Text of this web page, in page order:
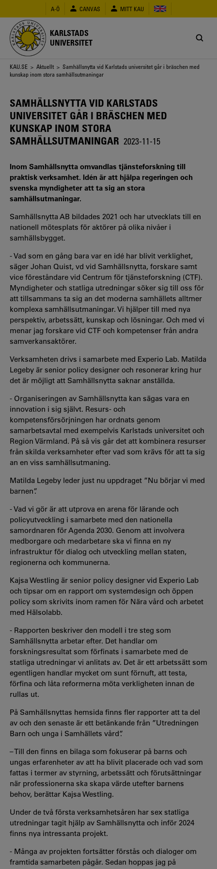
huvudinnehåll
A-Ö CANVAS MITT KAU
KARLSTADS
UNIVERSITET
Länkstig
KAU.SE > Aktuellt > Samhällsnytta vid Karlstads universitet går i bräschen med
kunskap inom stora samhällsutmaningar
SAMHÄLLSNYTTA VID KARLSTADS
UNIVERSITET GÅR I BRÄSCHEN MED
KUNSKAP INOM STORA
SAMHÄLLSUTMANINGAR 2023-11-15
Inom Samhällsnytta omvandlas tjänsteforskning till
praktisk verksamhet. Idén är att hjälpa regeringen och
svenska myndigheter att ta sig an stora
samhällsutmaningar.
Samhällsnytta AB bildades 2021 och har utvecklats till en
nationell mötesplats för aktörer på olika nivåer i
samhällsbygget.
- Vad som en gång bara var en idé har blivit verklighet,
säger Johan Quist, vd vid Samhällsnytta, forskare samt
vice föreståndare vid Centrum för tjänsteforskning (CTF).
Myndigheter och statliga utredningar söker sig till oss för
att tillsammans ta sig an det moderna samhällets alltmer
komplexa samhällsutmaningar. Vi hjälper till med nya
perspektiv, arbetssätt, kunskap och lösningar. Och med vi
menar jag forskare vid CTF och kompetenser från andra
samverkansaktörer.
Verksamheten drivs i samarbete med Experio Lab. Matilda
Legeby är senior policy designer och resonerar kring hur
det är möjligt att Samhällsnytta saknar anställda.
- Organiseringen av Samhällsnytta kan sägas vara en
innovation i sig självt. Resurs- och
kompetensförsörjningen har ordnats genom
samarbetsavtal med exempelvis Karlstads universitet och
Region Värmland. På så vis går det att kombinera resurser
från skilda verksamheter efter vad som krävs för att ta sig
an en viss samhällsutmaning.
Matilda Legeby leder just nu uppdraget ”Nu börjar vi med
barnen”.
- Vad vi gör är att utprova en arena för lärande och
policyutveckling i samarbete med den nationella
samordnaren för Agenda 2030. Genom att involvera
medborgare och medarbetare ska vi finna en ny
infrastruktur för dialog och utveckling mellan staten,
regionerna och kommunerna.
Kajsa Westling är senior policy designer vid Experio Lab
och tipsar om en rapport om systemdesign och öppen
policy som skrivits inom ramen för Nära vård och arbetet
med Hälsolabb.
- Rapporten beskriver den modell i tre steg som
Samhällsnytta arbetar efter. Det handlar om
forskningsresultat som förfinats i samarbete med de
statliga utredningar vi anlitats av. Det är ett arbetssätt som
egentligen handlar mycket om sunt förnuft, att testa,
förfina och låta reformerna möta verkligheten innan de
rullas ut.
På Samhällsnyttas hemsida finns fler rapporter att ta del
av och den senaste är ett betänkande från ”Utredningen
Barn och unga i Samhällets vård”.
– Till den finns en bilaga som fokuserar på barns och
ungas erfarenheter av att ha blivit placerade och vad som
fattas i termer av styrning, arbetssätt och förutsättningar
när professionerna ska skapa värde utefter barnens
behov, berättar Kajsa Westling.
Under de två första verksamhetsåren har sex statliga
utredningar tagit hjälp av Samhällsnytta och inför 2024
finns nya intressanta projekt.
- Många av projekten fortsätter förstås och dialoger om
framtida samarbeten pågår. Sedan hoppas jag på